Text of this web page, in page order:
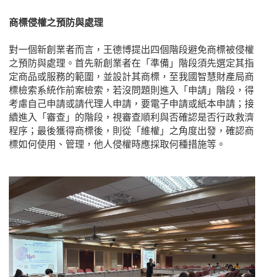
商標侵權之預防與處理
對一個新創業者而言，王德博提出四個階段避免商標被侵權
之預防與處理。首先新創業者在「準備」階段須先選定其指
定商品或服務的範圍，並設計其商標，至我國智慧財產局商
標檢索系統作前案檢索，若沒問題則進入「申請」階段，得
考慮自己申請或請代理人申請，要電子申請或紙本申請；接
續進入「審查」的階段，視審查順利與否確認是否行政救濟
程序；最後獲得商標後，則從「維權」之角度出發，確認商
標如何使用、管理，他人侵權時應採取何種措施等。